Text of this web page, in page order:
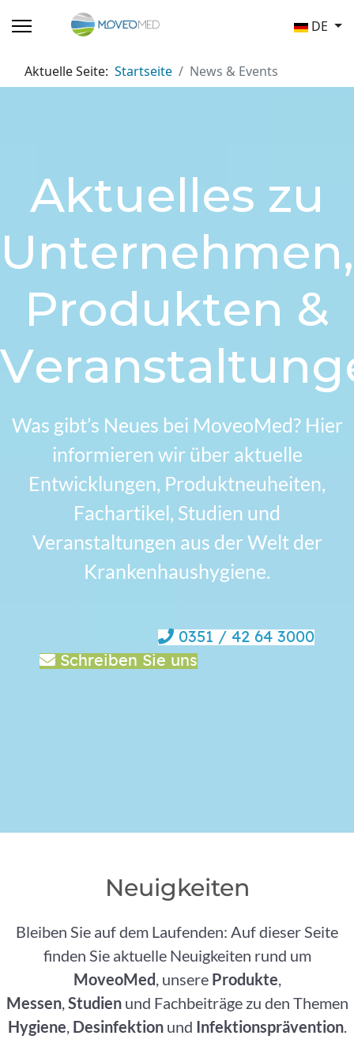
Sprache
DE
Aktuelle Seite: Startseite News & Events
Aktuelles zu
Unternehmen,
Produkten &
Was gibt’s Neues bei MoveoMed? Hier
informieren wir über aktuelle
Entwicklungen, Produktneuheiten,
Fachartikel, Studien und
Veranstaltungen aus der Welt der
Krankenhaushygiene.
0351 / 42 64 3000
Schreiben Sie uns
Neuigkeiten
Bleiben Sie auf dem Laufenden: Auf dieser Seite
finden Sie aktuelle Neuigkeiten rund um
MoveoMed, unsere Produkte,
Messen,Studienund Fachbeiträge zu den Themen
Hygiene, Desinfektionund Infektionsprävention.